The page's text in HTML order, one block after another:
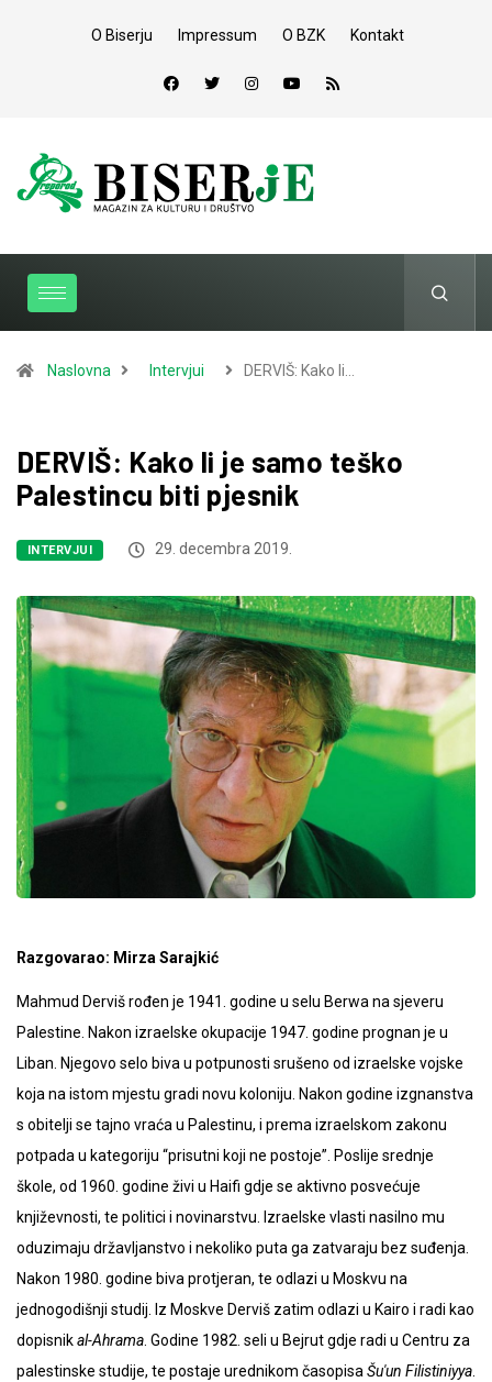
O Biserju Impressum O BZK Kontakt
Naslovna Intervjui DERVIŠ: Kako li…
DERVIŠ: Kako li je samo teško
Palestincu biti pjesnik
INTERVJUI 29. decembra 2019.
Razgovarao: Mirza Sarajkić
Mahmud Derviš rođen je 1941. godine u selu Berwa na sjeveru
Palestine. Nakon izraelske okupacije 1947. godine prognan je u
Liban. Njegovo selo biva u potpunosti srušeno od izraelske vojske
koja na istom mjestu gradi novu koloniju. Nakon godine izgnanstva
s obitelji se tajno vraća u Palestinu, i prema izraelskom zakonu
potpada u kategoriju “prisutni koji ne postoje”. Poslije srednje
škole, od 1960. godine živi u Haifi gdje se aktivno posvećuje
književnosti, te politici i novinarstvu. Izraelske vlasti nasilno mu
oduzimaju državljanstvo i nekoliko puta ga zatvaraju bez suđenja.
Nakon 1980. godine biva protjeran, te odlazi u Moskvu na
jednogodišnji studij. Iz Moskve Derviš zatim odlazi u Kairo i radi kao
dopisnikal-Ahrama. Godine 1982. seli u Bejrut gdje radi u Centru za
palestinske studije, te postaje urednikom časopisaŠu'un Filistiniyya.